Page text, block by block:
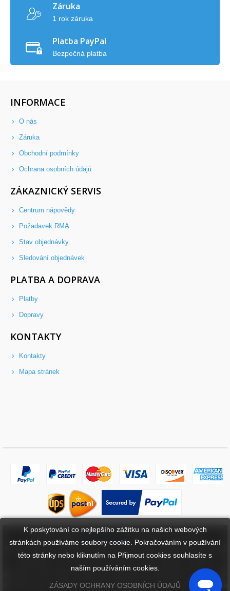
Záruka
1 rok záruka
Platba PayPal
Bezpečná platba
INFORMACE
O nás
Záruka
Obchodní podmínky
Ochrana osobních údajů
ZÁKAZNICKÝ SERVIS
Centrum nápovědy
Požadavek RMA
Stav objednávky
Sledování objednávek
PLATBA A DOPRAVA
Platby
Dopravy
KONTAKTY
Kontakty
Mapa stránek
Určené ochranné známky a značky jsou majetkem příslušných vlastníků.
BaterieBuy.cz není přidružena k žádným OEM značkám. Všechny
produkty na této webové stránce jsou generické, aftermarket, náhradní díly.
Uvedené názvy značek a označení modelů mají pouze ukázat kompatibilitu
K poskytování co nejlepšího zážitku na našich webových
stránkách používáme soubory cookie. Pokračováním v používání
této stránky nebo kliknutím na Přijmout cookies souhlasíte s
naším používáním cookies.
ZÁSADY OCHRANY OSOBNÍCH ÚDAJŮ